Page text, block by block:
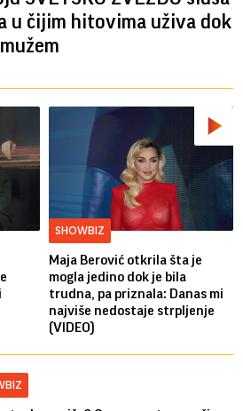
u čijim hitovima uživa dok
SHOWBIZ
Maja Berović otkrila šta je
mogla jedino dok je bila
trudna, pa priznala: Danas mi
najviše nedostaje strpljenje
(VIDEO)